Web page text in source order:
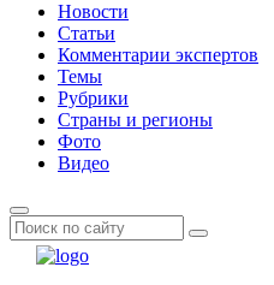
Новости
Статьи
Комментарии экспертов
Темы
Рубрики
Страны и регионы
Фото
Видео